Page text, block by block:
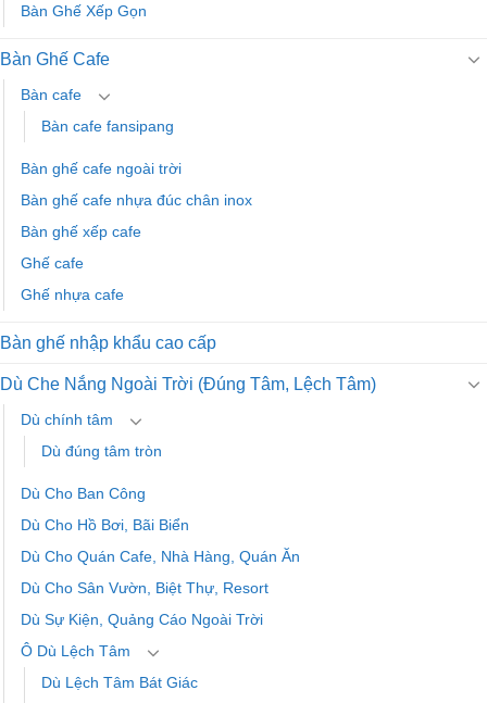
Bàn Ghế Xếp Gọn
Bàn Ghế Cafe
Bàn cafe
Bàn cafe fansipang
Bàn ghế cafe ngoài trời
Bàn ghế cafe nhựa đúc chân inox
Bàn ghế xếp cafe
Ghế cafe
Ghế nhựa cafe
Bàn ghế nhập khẩu cao cấp
Dù Che Nắng Ngoài Trời (Đúng Tâm, Lệch Tâm)
Dù chính tâm
Dù đúng tâm tròn
Dù Cho Ban Công
Dù Cho Hồ Bơi, Bãi Biển
Dù Cho Quán Cafe, Nhà Hàng, Quán Ăn
Dù Cho Sân Vườn, Biệt Thự, Resort
Dù Sự Kiện, Quảng Cáo Ngoài Trời
Ô Dù Lệch Tâm
Dù Lệch Tâm Bát Giác